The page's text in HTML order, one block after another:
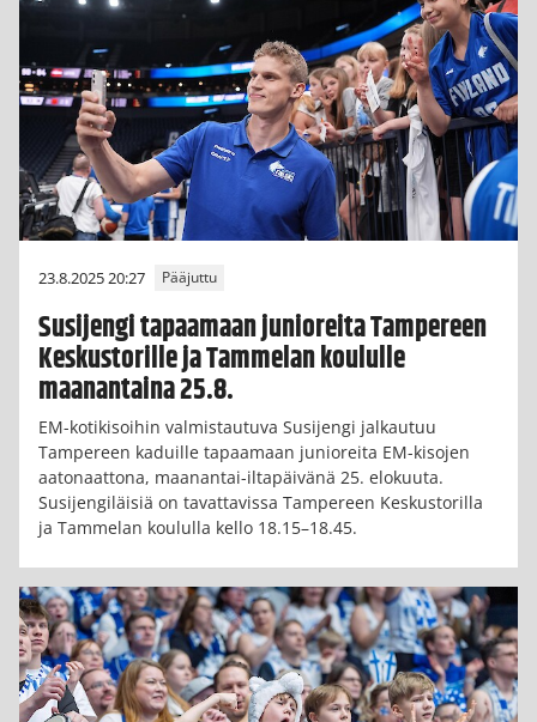
23.8.2025 20:27 Pääjuttu
Susijengi tapaamaan junioreita Tampereen
Keskustorille ja Tammelan koululle
maanantaina 25.8.
EM-kotikisoihin valmistautuva Susijengi jalkautuu
Tampereen kaduille tapaamaan junioreita EM-kisojen
aatonaattona, maanantai-iltapäivänä 25. elokuuta.
Susijengiläisiä on tavattavissa Tampereen Keskustorilla
ja Tammelan koululla kello 18.15–18.45.